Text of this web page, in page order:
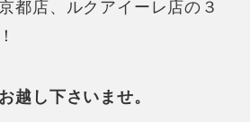
都店、ルクアイーレ店の３
越し下さいませ。